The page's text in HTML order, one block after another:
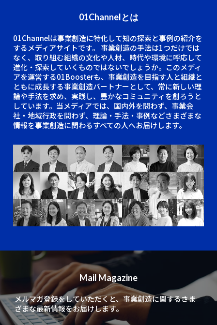
01Channelとは
01Channelは事業創造に特化して知の探索と事例の紹介を
するメディアサイトです。 事業創造の手法は1つだけでは
なく、取り組む組織の文化や人材、時代や環境に呼応して
進化・探索していくものではないでしょうか。このメディ
アを運営する01Boosterも、事業創造を目指す人と組織と
ともに成長する事業創造パートナーとして、常に新しい理
論や手法を求め、実践し、豊かなコミュニティを創ろうと
しています。当メディアでは、国内外を問わず、事業会
社・地域行政を問わず、理論・手法・事例などさまざまな
情報を事業創造に関わるすべての人へお届けします。
Mail Magazine
メルマガ登録をしていただくと、事業創造に関するさま
ざまな最新情報をお届けします。